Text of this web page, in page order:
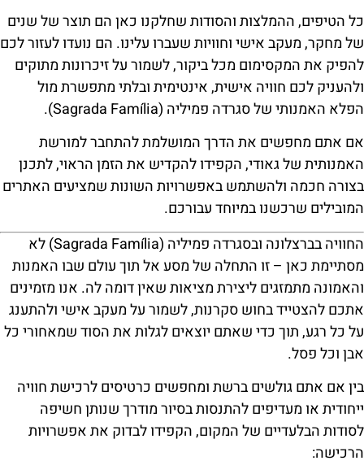
כל הטיפים, ההמלצות והסודות שחלקנו כאן הם תוצר של שנים
של מחקר, מעקב אישי וחוויות שעברו עלינו. הם נועדו לעזור לכם
להפיק את המקסימום מכל ביקור, לשמור על זיכרונות מתוקים
ולהעניק לכם חוויה אישית, אינטימית ובלתי מתפשרת מול
הפלא האמנותי של סגרדה פמיליה (Sagrada Família).
אם אתם מחפשים את הדרך המושלמת להתחבר למורשת
האמנותית של גאודי, הקפידו להקדיש את הזמן הראוי, לתכנן
בצורה חכמה ולהשתמש באפשרויות השונות שמציעים האתרים
המובילים שרכשנו במיוחד עבורכם.
החוויה בברצלונה ובסגרדה פמיליה (Sagrada Família) לא
מסתיימת כאן – זו התחלה של מסע אל תוך עולם שבו האמנות
והאמונה מתמזגים ליצירת מציאות שאין דומה לה. אנו מזמינים
אתכם להצטייד בחוש סקרנות, לשמור על מעקב אישי ולהתענג
על כל רגע, תוך כדי שאתם יוצאים לגלות את הסוד שמאחורי כל
אבן וכל פסל.
בין אם אתם גולשים ברשת ומחפשים כרטיסים לרכישת חוויה
ייחודית או מעדיפים להתנסות בסיור מודרך שנותן חשיפה
לסודות הבלעדיים של המקום, הקפידו לבדוק את אפשרויות
הרכישה: